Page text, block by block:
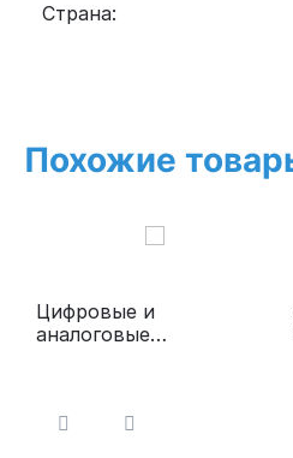
Страна:
Похожие
Цифровые и
аналоговые
динамическим